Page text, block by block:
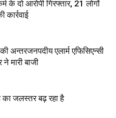
के दो आरोपी गिरफ्तार, 21 लोगों
कार्रवाई
अन्तरजनपदीय एलार्म एफिसिएन्सी
मारी बाजी
का जलस्तर बढ़ रहा है